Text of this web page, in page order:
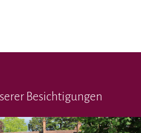
Besichtigungen